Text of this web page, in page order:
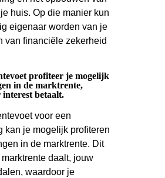
huis. Op die manier kun
eigenaar worden van je
van financiële zekerheid
profiteer je mogelijk
in de marktrente,
betaalt.
voor een
kan je mogelijk profiteren
in de marktrente. Dit
daalt, jouw
waardoor je